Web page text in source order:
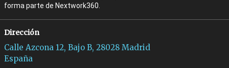
forma parte de Nextwork360.
Dirección
Calle Azcona 12, Bajo B, 28028 Madrid
España